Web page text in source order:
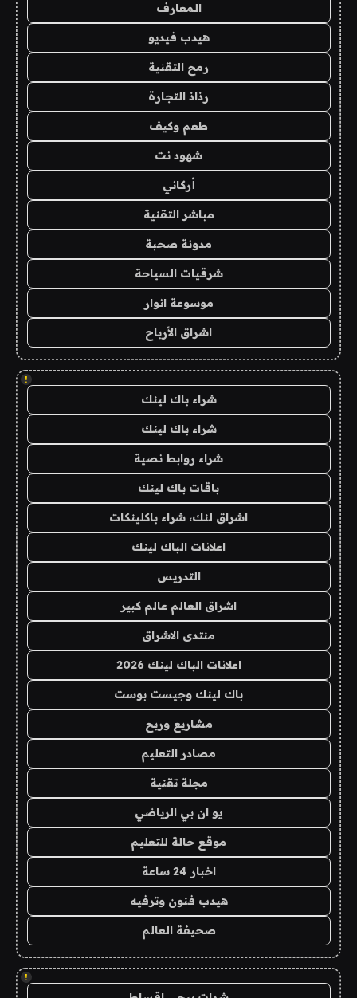
المعارف
هيدب فيديو
رمح التقنية
رذاذ التجارة
طعم وكيف
شهود نت
أركاني
مباشر التقنية
مدونة صحبة
شرقيات السياحة
موسوعة انوار
اشراق الأرباح
!
شراء باك لينك
شراء باك لينك
شراء روابط نصية
باقات باك لينك
اشراق لنك، شراء باكلينكات
اعلانات الباك لينك
التدريس
اشراق العالم عالم كبير
منتدى الاشراق
اعلانات الباك لينك 2026
باك لينك وجيست بوست
مشاريع وربح
مصادر التعليم
مجلة تقنية
يو ان بي الرياضي
موقع حالة للتعليم
اخبار 24 ساعة
هيدب فنون وترفيه
صحيفة العالم
!